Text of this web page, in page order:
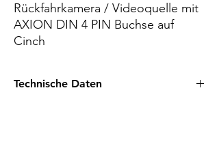
Rückfahrkamera / Videoquelle mit
AXION DIN 4 PIN Buchse auf
Cinch
Technische Daten